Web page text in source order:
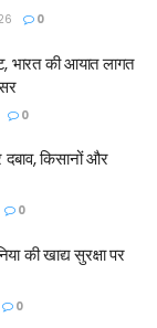
0
भारत की आयात लागत
0
किसानों और
0
की खाद्य सुरक्षा पर
0